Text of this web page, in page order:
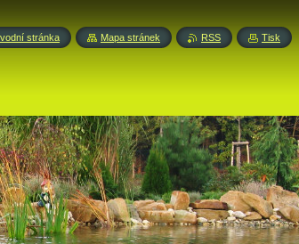
stránka Mapa stránek RSS Tisk